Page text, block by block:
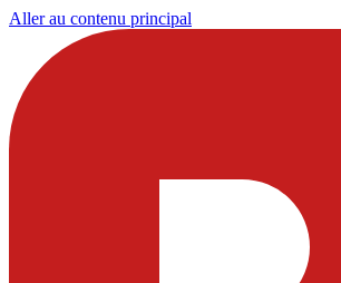
Aller au contenu principal